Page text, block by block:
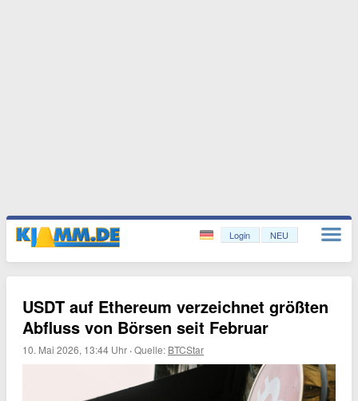
Login NEU
USDT auf Ethereum verzeichnet größten
Abfluss von Börsen seit Februar
10. Mai 2026, 13:44 Uhr ·Quelle: BTCStar